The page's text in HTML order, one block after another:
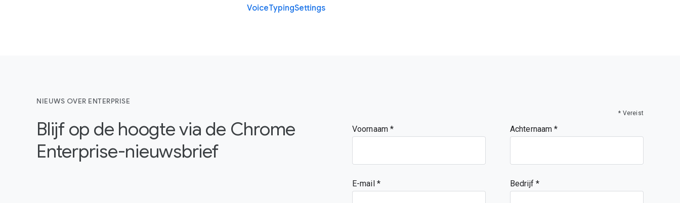
VoiceTypingSettings
NIEUWS OVER ENTERPRISE
Blijf op de hoogte via de Chrome
Enterprise-nieuwsbrief
* Vereist
Voornaam Achternaam
E-mail Bedrijf